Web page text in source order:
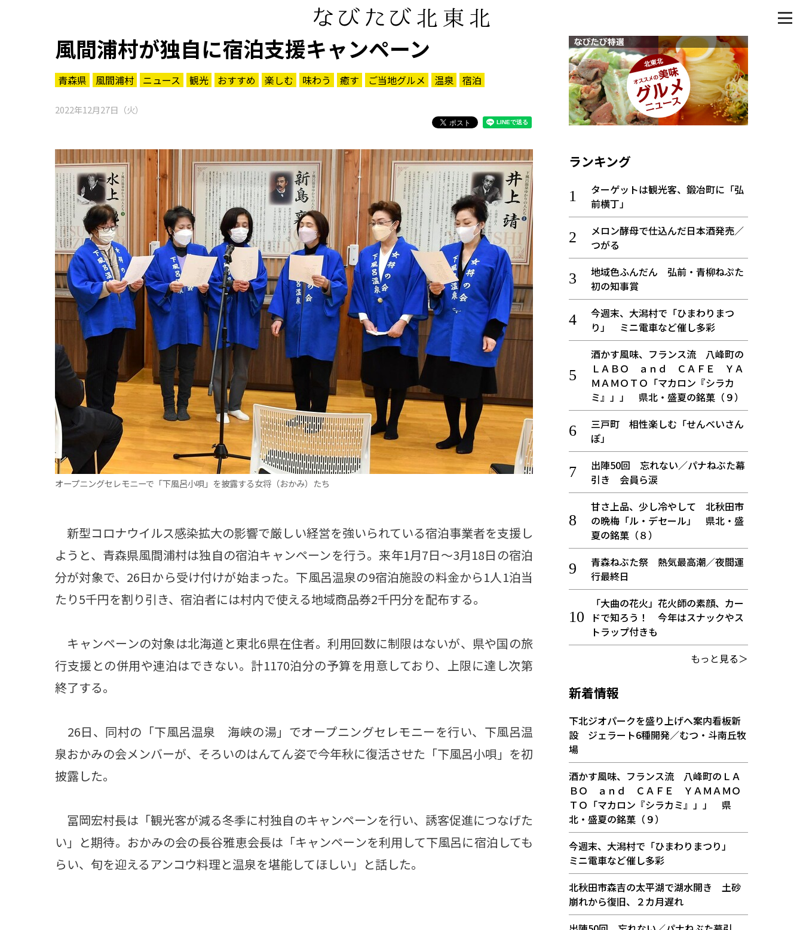
風間浦村が独自に宿泊支援キャンペーン
青森県 風間浦村 ニュース 観光 おすすめ 楽しむ 味わう 癒す ご当地グルメ 温泉 宿泊
2022年12月27日（火）
オープニングセレモニーで「下風呂小唄」を披露する女将（おかみ）たち
新型コロナウイルス感染拡大の影響で厳しい経営を強いられている宿泊事業者を支援し
ようと、青森県風間浦村は独自の宿泊キャンペーンを行う。来年1月7日～3月18日の宿泊
分が対象で、26日から受け付けが始まった。下風呂温泉の9宿泊施設の料金から1人1泊当
たり5千円を割り引き、宿泊者には村内で使える地域商品券2千円分を配布する。
キャンペーンの対象は北海道と東北6県在住者。利用回数に制限はないが、県や国の旅
行支援との併用や連泊はできない。計1170泊分の予算を用意しており、上限に達し次第
終了する。
26日、同村の「下風呂温泉 海峡の湯」でオープニングセレモニーを行い、下風呂温
泉おかみの会メンバーが、そろいのはんてん姿で今年秋に復活させた「下風呂小唄」を初
披露した。
冨岡宏村長は「観光客が減る冬季に村独自のキャンペーンを行い、誘客促進につなげた
い」と期待。おかみの会の長谷雅恵会長は「キャンペーンを利用して下風呂に宿泊しても
らい、旬を迎えるアンコウ料理と温泉を堪能してほしい」と話した。
ランキング
ターゲットは観光客、鍛冶町に「弘
前横丁」
メロン酵母で仕込んだ日本酒発売／
つがる
地域色ふんだん 弘前・青柳ねぷた
初の知事賞
今週末、大潟村で「ひまわりまつ
り」 ミニ電車など催し多彩
酒かす風味、フランス流 八峰町の
ＬＡＢＯ ａｎｄ ＣＡＦＥ ＹＡ
ＭＡＭＯＴＯ「マカロン『シラカ
ミ』」」 県北・盛夏の銘菓（９）
三戸町 相性楽しむ「せんべいさん
ぽ」
出陣50回 忘れない／パナねぶた幕
引き 会員ら涙
甘さ上品、少し冷やして 北秋田市
の晩梅「ル・デセール」 県北・盛
夏の銘菓（８）
青森ねぶた祭 熱気最高潮／夜間運
行最終日
「大曲の花火」花火師の素顔、カー
ドで知ろう！ 今年はスナックやス
トラップ付きも
もっと見る＞
新着情報
下北ジオパークを盛り上げへ案内看板新
設 ジェラート6種開発／むつ・斗南丘牧
場
酒かす風味、フランス流 八峰町のＬＡ
ＢＯ ａｎｄ ＣＡＦＥ ＹＡＭＡＭＯ
ＴＯ「マカロン『シラカミ』」」 県
北・盛夏の銘菓（９）
今週末、大潟村で「ひまわりまつり」
ミニ電車など催し多彩
北秋田市森吉の太平湖で湖水開き 土砂
崩れから復旧、２カ月遅れ
パワースポット
まつり・イベント
おみやげ・特産
道の駅・産直
アウトドア・レジャー